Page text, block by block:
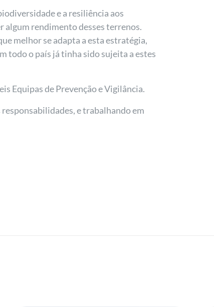
e a resiliência aos
algum rendimento desses terrenos.
melhor se adapta a esta estratégia,
todo o país já tinha sido sujeita a estes
Equipas de Prevenção e Vigilância.
e trabalhando em